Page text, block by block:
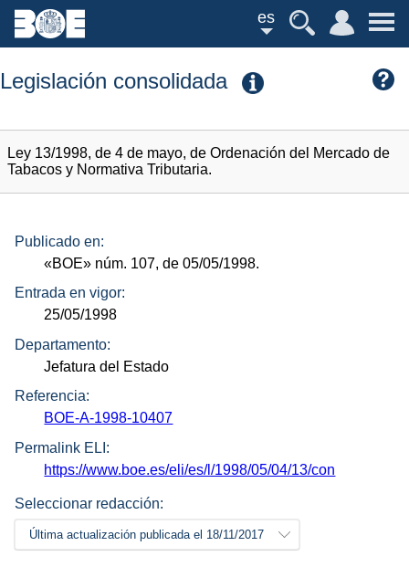
es
Legislación consolidada
Ley 13/1998, de 4 de mayo, de Ordenación del Mercado de
Tabacos y Normativa Tributaria.
Publicado en:
«BOE» núm. 107, de 05/05/1998.
Entrada en vigor:
25/05/1998
Departamento:
Jefatura del Estado
Referencia:
BOE-A-1998-10407
Permalink ELI:
https://www.boe.es/eli/es/l/1998/05/04/13/con
Seleccionar redacción:
Última actualización publicada el 18/11/2017